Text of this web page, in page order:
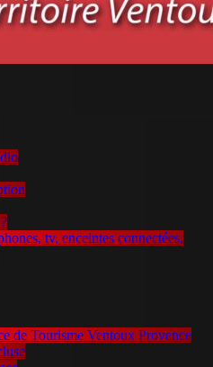
tv, enceintes connectées,
de Tourisme Ventoux Provence